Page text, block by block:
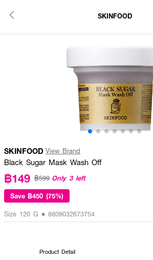
SKINFOOD
SKINFOOD View Brand
Black Sugar Mask Wash Off
฿149 ฿599 Only 3 left
Save ฿450 (75%)
Size 120 G • 8809032673754
Product Detail